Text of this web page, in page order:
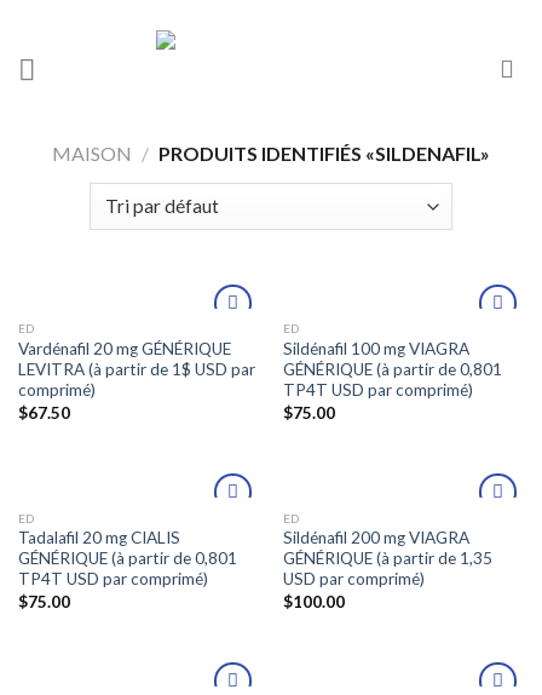
MAISON / PRODUITS IDENTIFIÉS «SILDENAFIL»
à la liste
de
ED
Vardénafil 20 mg GÉNÉRIQUE
LEVITRA (à partir de 1$ USD par
comprimé)
$67.50
à la liste
de
souhaits
ED
Sildénafil 100 mg VIAGRA
GÉNÉRIQUE (à partir de 0,801
TP4T USD par comprimé)
$75.00
de
souhaits
ED
Tadalafil 20 mg CIALIS
GÉNÉRIQUE (à partir de 0,801
TP4T USD par comprimé)
$75.00
à la liste
de
ED
Sildénafil 200 mg VIAGRA
GÉNÉRIQUE (à partir de 1,35
USD par comprimé)
$100.00